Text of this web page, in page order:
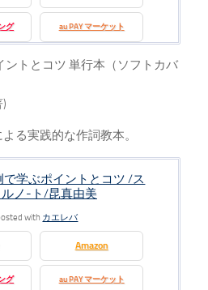
グ au PAY マーケット
トとコツ 単行本（ソフトカバ
る実践的な作詞教本。
で学ぶポイントとコツ /ス
ルノ-ト/昆真由美
with カエレバ
Amazon
グ au PAY マーケット